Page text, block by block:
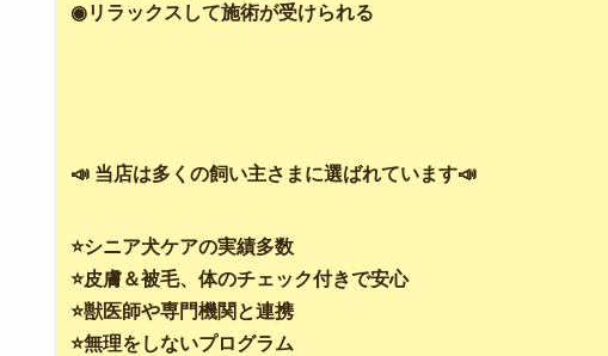
◉リラックスして施術が受けられる
📣 当店は多くの飼い主さまに選ばれています📣
⭐️シニア犬ケアの実績多数
⭐️皮膚＆被毛、体のチェック付きで安心
⭐️獣医師や専門機関と連携
⭐️無理をしないプログラム